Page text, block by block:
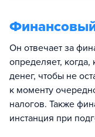
Он отвечает за
определяет,
денег, чтобы не
к моменту
налогов. Также
инстанция при